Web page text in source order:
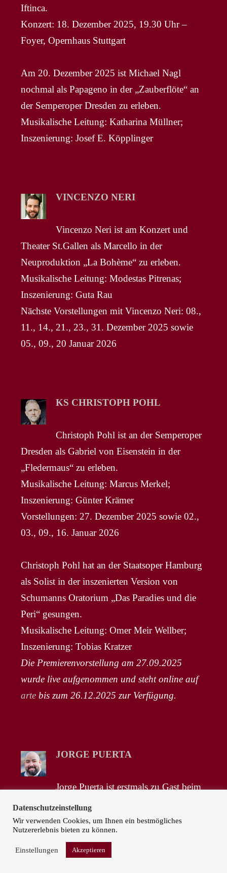
Iftinca.
Konzert: 18. Dezember 2025, 19.30 Uhr –
Foyer, Opernhaus Stuttgart
Am 20. Dezember 2025 ist Michael Nagl
nochmal als Papageno in der „Zauberflöte“ an
der Semperoper Dresden zu erleben.
Musikalische Leitung: Katharina Müllner;
Inszenierung: Josef E. Köpplinger
VINCENZO NERI
Vincenzo Neri ist am Konzert und
Theater St.Gallen als Marcello in der
Neuproduktion „La Bohème“ zu erleben.
Musikalische Leitung: Modestas Pitrenas;
Inszenierung: Guta Rau
Nächste Vorstellungen mit Vincenzo Neri: 08.,
11., 14., 21., 23., 31. Dezember 2025 sowie
05., 09., 20 Januar 2026
KS CHRISTOPH POHL
Christoph Pohl ist an der Semperoper
Dresden als Gabriel von Eisenstein in der
„Fledermaus“ zu erleben.
Musikalische Leitung: Marcus Merkel;
Inszenierung: Günter Krämer
Vorstellungen: 27. Dezember 2025 sowie 02.,
03., 09., 16. Januar 2026
Christoph Pohl hat an der Staatsoper Hamburg
als Solist in der inszenierten Version von
Schumanns Oratorium „Das Paradies und die
Peri“ gesungen.
Musikalische Leitung: Omer Meir Wellber;
Inszenierung: Tobias Kratzer
Die Premierenvorstellung am 27.09.2025
wurde live aufgenommen und steht online auf
arte bis zum 26.12.2025 zur Verfügung.
JORGE PUERTA
Jorge Puerta ist erstmals zu Gast beim
Israel Philharmonic Orchestra und ist als
Radames in konzertanten Aufführungen von
„Aida“ zu erleben.
Musikalische Leitung: Vincenzo Milletarì
Datenschutzeinstellung
Wir verwenden Cookies, um Ihnen ein bestmögliches
Nutzererlebnis bieten zu können.
Einstellungen Akzeptieren